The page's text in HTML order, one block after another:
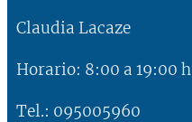
Claudia Lacaze
Horario: 8:00 a 19:00 h
Tel.: 095005960